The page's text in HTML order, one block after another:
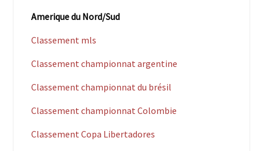
Amerique du Nord/Sud
Classement mls
Classement championnat argentine
Classement championnat du brésil
Classement championnat Colombie
Classement Copa Libertadores